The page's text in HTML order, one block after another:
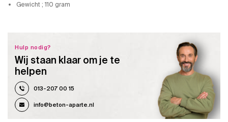
Gewicht ; 110 gram
Hulp nodig?
Wij staan klaar om je te
helpen
013-207 00 15
info@beton-aparte.nl